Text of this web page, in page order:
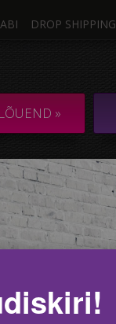
ABI DROP SHIPPING
»